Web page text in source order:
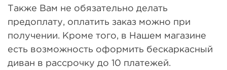
Также Вам не обязательно делать
предоплату, оплатить заказ можно при
получении. Кроме того, в Нашем магазине
есть возможность оформить бескаркасный
диван в рассрочку до 10 платежей.